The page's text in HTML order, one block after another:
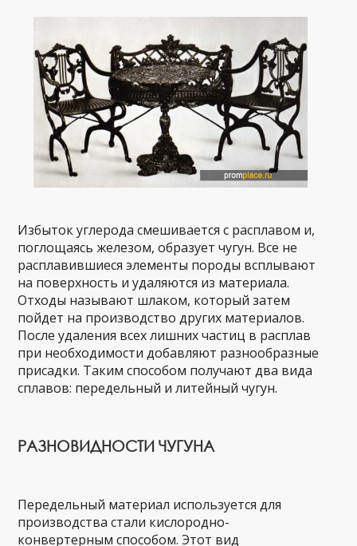
Избыток углерода смешивается с расплавом и,
поглощаясь железом, образует чугун. Все не
расплавившиеся элементы породы всплывают
на поверхность и удаляются из материала.
Отходы называют шлаком, который затем
пойдет на производство других материалов.
После удаления всех лишних частиц в расплав
при необходимости добавляют разнообразные
присадки. Таким способом получают два вида
сплавов: передельный и литейный чугун.
РАЗНОВИДНОСТИ ЧУГУНА
Передельный материал используется для
производства стали кислородно-
конвертерным способом. Этот вид